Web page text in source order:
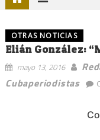
OTRAS NOTICIAS
Elián González:
mayo 13, 2016
Cubaperiodistas